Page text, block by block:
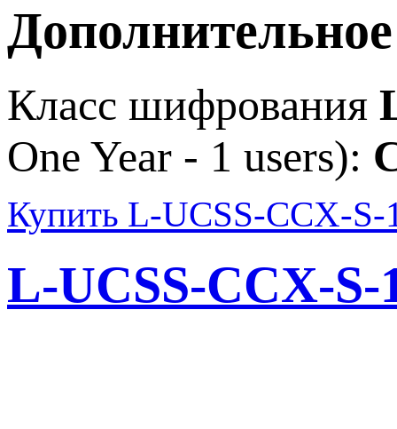
Класс шифрования
One Year - 1 users):
Купить L-UCSS-CCX-S-
L-UCSS-CCX-S-